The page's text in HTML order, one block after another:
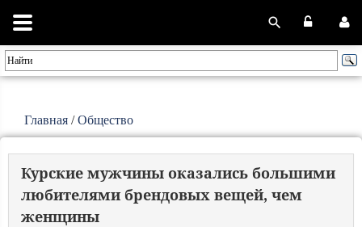
Главная /Общество
Курские мужчины оказались большими
любителями брендовых вещей, чем
женщины